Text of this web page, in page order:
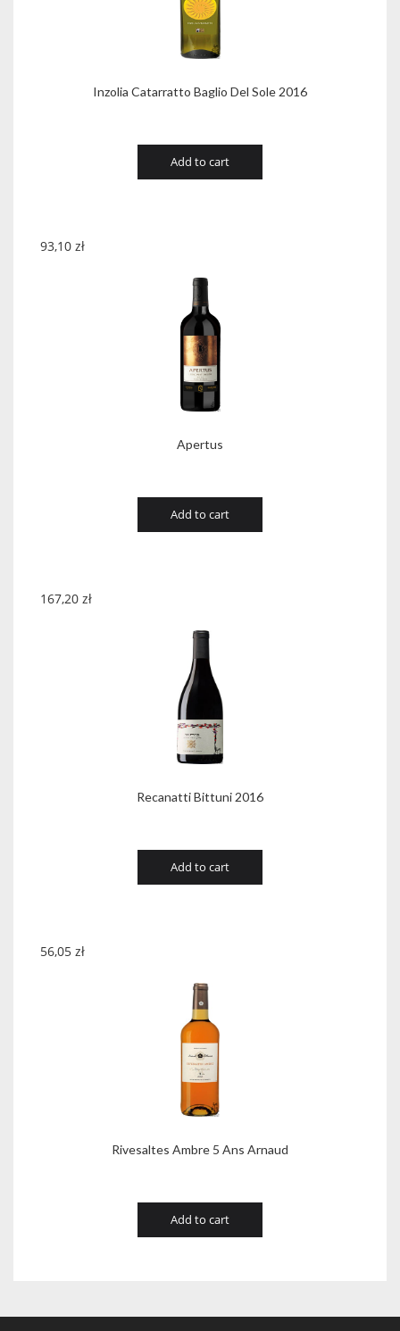
Inzolia Catarratto Baglio Del Sole 2016
Add to cart
Apertus
93,10 zł
Add to cart
Recanatti Bittuni 2016
167,20 zł
Add to cart
Rivesaltes Ambre 5 Ans Arnaud
56,05 zł
Add to cart